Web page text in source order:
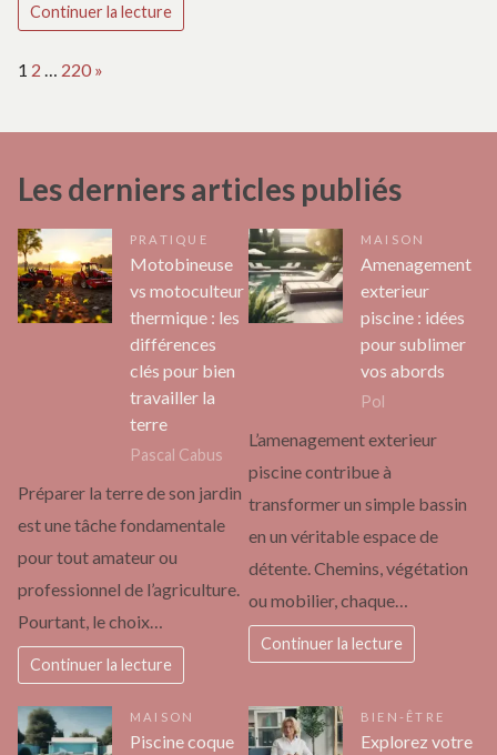
Continuer la lecture
Page:
1 2 220 Next
»
Les derniers articles publiés
PRATIQUE
Motobineuse
vs motoculteur
thermique : les
différences
clés pour bien
travailler la
terre
Pascal Cabus
Préparer la terre de son jardin
est une tâche fondamentale
pour tout amateur ou
professionnel de l’agriculture.
Pourtant, le choix…
Continuer la lecture
MAISON
Amenagement
exterieur
piscine : idées
pour sublimer
vos abords
Pol
L’amenagement exterieur
piscine contribue à
transformer un simple bassin
en un véritable espace de
détente. Chemins, végétation
ou mobilier, chaque…
Continuer la lecture
MAISON
Piscine coque
BIEN-ÊTRE
Explorez votre